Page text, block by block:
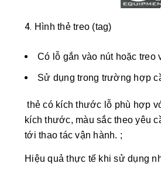
Hình thẻ treo (tag)
Có lỗ gắn vào nút hoặc treo
Sử dụng trong trường hợp
thẻ có kích thước lỗ phù hợp
kích thước, màu sắc theo yêu
tới thao tác vận hành. ;
Hiệu quả thực tế khi sử dụng